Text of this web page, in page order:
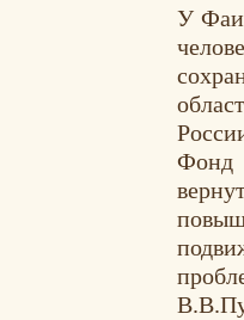
У
Фонд